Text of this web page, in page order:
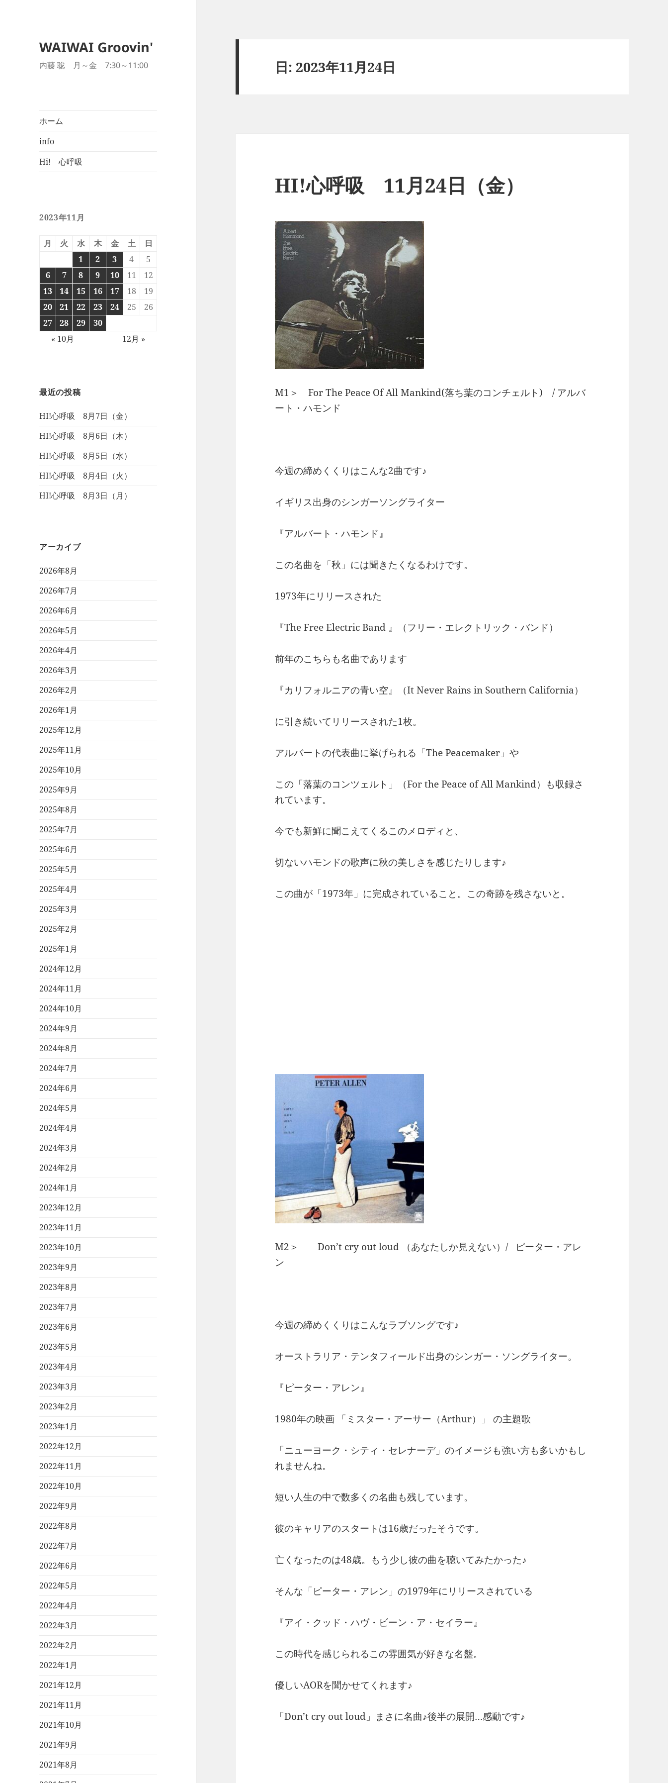
WAIWAI Groovin'
内藤 聡 月～金 7:30～11:00
ホーム
info
Hi! 心呼吸
2023年11月
月 火 水 木 金 土
日
1
2 3 4
5
6
7 8 9 10 11
12
13
14 15 16 17 18
19
20
21 22 23 24 25
26
27
28 29
30
« 10月
12月 »
最近の投稿
HI!心呼吸 8月7日（金）
HI!心呼吸 8月6日（木）
HI!心呼吸 8月5日（水）
HI!心呼吸 8月4日（火）
HI!心呼吸 8月3日（月）
アーカイブ
2026年8月
2026年7月
2026年6月
2026年5月
2026年4月
2026年3月
2026年2月
2026年1月
2025年12月
2025年11月
2025年10月
2025年9月
2025年8月
2025年7月
2025年6月
2025年5月
2025年4月
2025年3月
2025年2月
2025年1月
2024年12月
2024年11月
2024年10月
2024年9月
2024年8月
2024年7月
2024年6月
2024年5月
2024年4月
2024年3月
2024年2月
2024年1月
2023年12月
2023年11月
2023年10月
2023年9月
2023年8月
2023年7月
2023年6月
2023年5月
2023年4月
2023年3月
2023年2月
2023年1月
2022年12月
2022年11月
2022年10月
2022年9月
2022年8月
2022年7月
2022年6月
2022年5月
2022年4月
2022年3月
2022年2月
2022年1月
2021年12月
2021年11月
2021年10月
2021年9月
2021年8月
日: 2023年11月24日
HI!心呼吸 11月24日（金）
M1＞ For The Peace Of All Mankind(落ち葉のコンチェルト) / アルバ
ート・ハモンド
今週の締めくくりはこんな2曲です♪
イギリス出身のシンガーソングライター
『アルバート・ハモンド』
この名曲を「秋」には聞きたくなるわけです。
1973年にリリースされた
『The Free Electric Band 』（フリー・エレクトリック・バンド）
前年のこちらも名曲であります
『カリフォルニアの青い空』（It Never Rains in Southern California）
に引き続いてリリースされた1枚。
アルバートの代表曲に挙げられる「The Peacemaker」や
この「落葉のコンツェルト」（For the Peace of All Mankind）も収録さ
れています。
今でも新鮮に聞こえてくるこのメロディと、
切ないハモンドの歌声に秋の美しさを感じたりします♪
この曲が「1973年」に完成されていること。この奇跡を残さないと。
M2＞ Don’t cry out loud （あなたしか見えない）/ ピーター・アレ
ン
今週の締めくくりはこんなラブソングです♪
オーストラリア・テンタフィールド出身のシンガー・ソングライター。
『ピーター・アレン』
1980年の映画 「ミスター・アーサー（Arthur）」 の主題歌
「ニューヨーク・シティ・セレナーデ」のイメージも強い方も多いかもし
れませんね。
短い人生の中で数多くの名曲も残しています。
彼のキャリアのスタートは16歳だったそうです。
亡くなったのは48歳。もう少し彼の曲を聴いてみたかった♪
そんな「ピーター・アレン」の1979年にリリースされている
『アイ・クッド・ハヴ・ビーン・ア・セイラー』
この時代を感じられるこの雰囲気が好きな名盤。
優しいAORを聞かせてくれます♪
「Don’t cry out loud」まさに名曲♪後半の展開…感動です♪